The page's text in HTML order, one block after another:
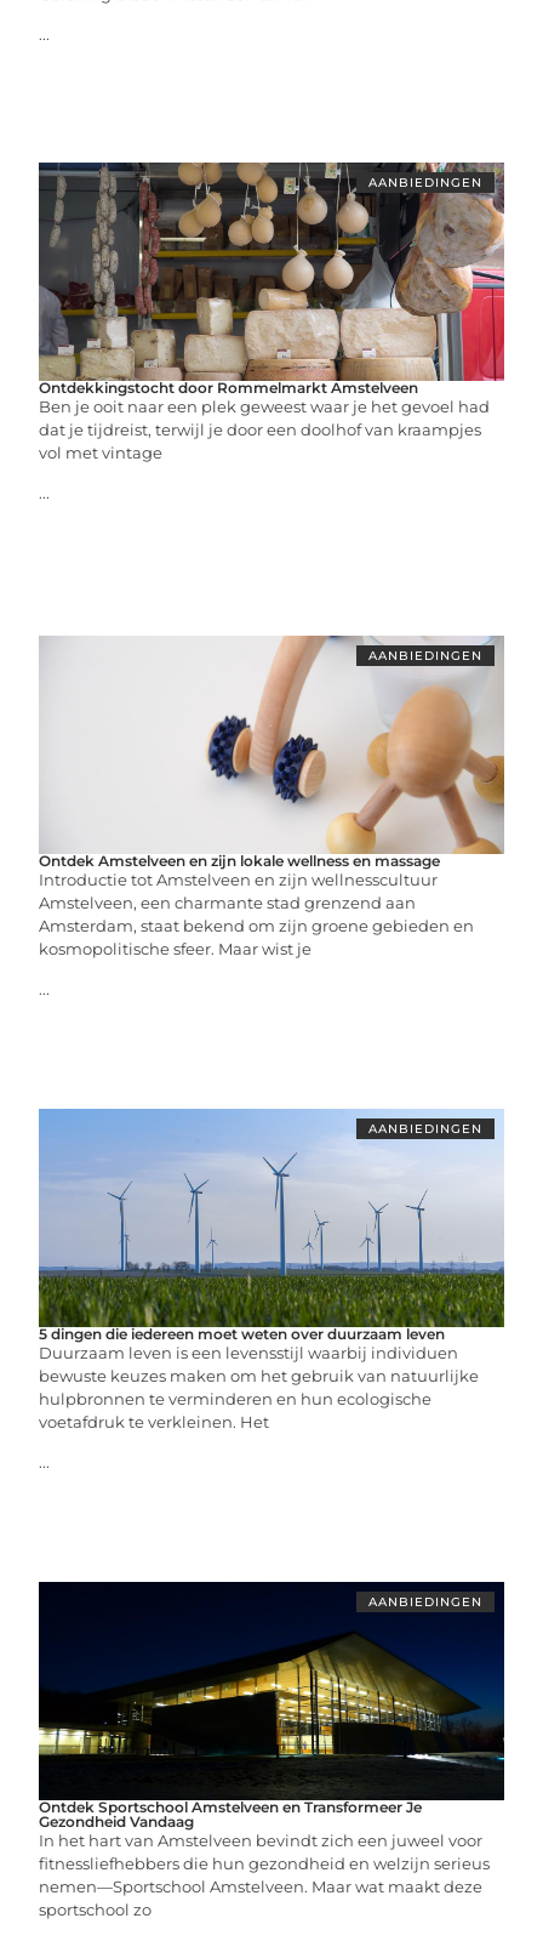
...
AANBIEDINGEN
Ontdekkingstocht door Rommelmarkt Amstelveen
Ben je ooit naar een plek geweest waar je het gevoel had
dat je tijdreist, terwijl je door een doolhof van kraampjes
vol met vintage
...
AANBIEDINGEN
Ontdek Amstelveen en zijn lokale wellness en massage
Introductie tot Amstelveen en zijn wellnesscultuur
Amstelveen, een charmante stad grenzend aan
Amsterdam, staat bekend om zijn groene gebieden en
kosmopolitische sfeer. Maar wist je
...
AANBIEDINGEN
5 dingen die iedereen moet weten over duurzaam leven
Duurzaam leven is een levensstijl waarbij individuen
bewuste keuzes maken om het gebruik van natuurlijke
hulpbronnen te verminderen en hun ecologische
voetafdruk te verkleinen. Het
...
AANBIEDINGEN
Ontdek Sportschool Amstelveen en Transformeer Je
Gezondheid Vandaag
In het hart van Amstelveen bevindt zich een juweel voor
fitnessliefhebbers die hun gezondheid en welzijn serieus
nemen—Sportschool Amstelveen. Maar wat maakt deze
sportschool zo